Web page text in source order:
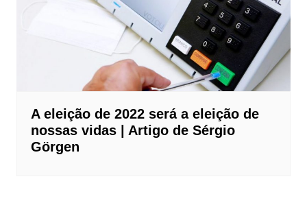
A eleição de 2022 será a eleição de
nossas vidas | Artigo de Sérgio
Görgen